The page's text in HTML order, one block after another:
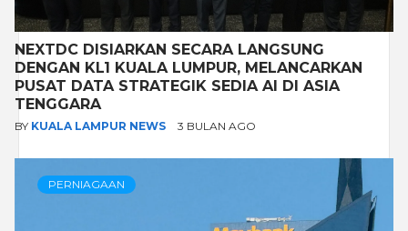
NEXTDC DISIARKAN SECARA LANGSUNG
DENGAN KL1 KUALA LUMPUR, MELANCARKAN
PUSAT DATA STRATEGIK SEDIA AI DI ASIA
TENGGARA
BY KUALA LAMPUR NEWS 3 BULAN AGO
PERNIAGAAN